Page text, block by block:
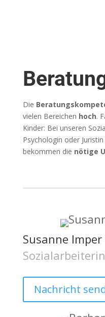
Die
vielen Bereichen hoch.
Kinder: Bei unseren
Psychologin oder
bekommen die nötige
Susanne Imper
Nachricht